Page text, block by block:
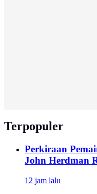
Terpopuler
Perkiraan
John Herdman
12 jam lalu